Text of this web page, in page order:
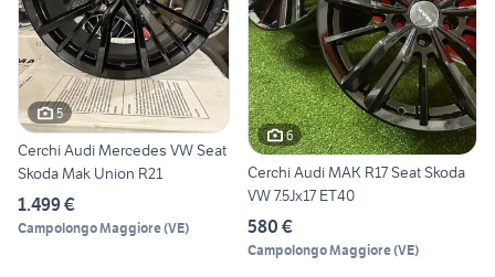
5
Cerchi Audi Mercedes VW Seat
Skoda Mak Union R21
1.499 €
Campolongo Maggiore(VE)
6
Cerchi Audi MAK R17 Seat Skoda
VW 7.5Jx17 ET40
580 €
Campolongo Maggiore(VE)